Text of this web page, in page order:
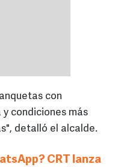
con
condiciones más
detalló el alcalde.
CRT lanza